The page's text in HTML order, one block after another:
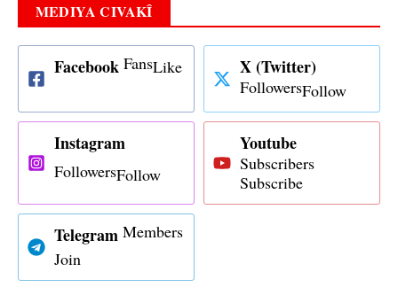
MEDIYA CIVAKÎ
Facebook FansLike X (Twitter)
FollowersFollow
Instagram
FollowersFollow
Youtube
Subscribers
Subscribe
Telegram Members
Join